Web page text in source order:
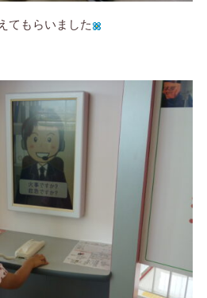
てもらいました